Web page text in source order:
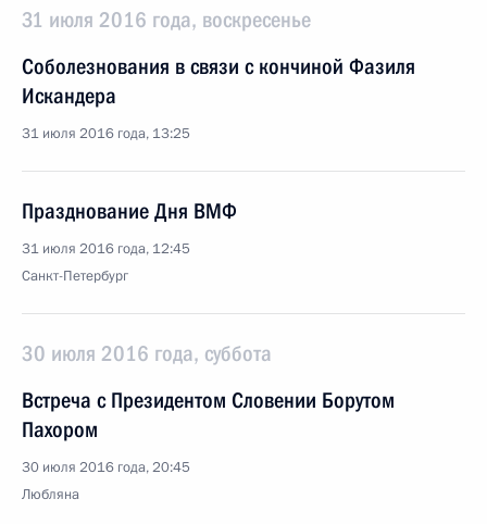
31 июля 2016 года, воскресенье
Соболезнования в связи с кончиной Фазиля
Искандера
31 июля 2016 года, 13:25
Празднование Дня ВМФ
31 июля 2016 года, 12:45
Санкт-Петербург
30 июля 2016 года, суббота
Встреча с Президентом Словении Борутом
Пахором
30 июля 2016 года, 20:45
Любляна